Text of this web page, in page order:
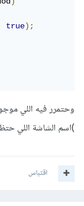
true);
)اسم الشاشة اللي
اقتباس